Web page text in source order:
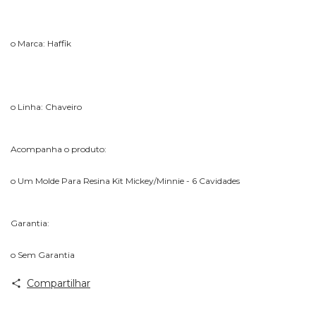
o Marca: Haffik
o Linha: Chaveiro
Acompanha o produto:
o Um Molde Para Resina Kit Mickey/Minnie - 6 Cavidades
Garantia:
o Sem Garantia
Compartilhar